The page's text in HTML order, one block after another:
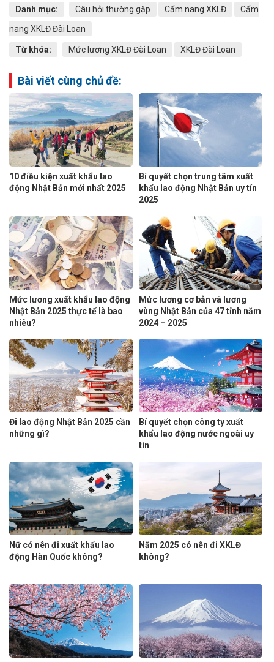
Danh mục: Câu hỏi thường gặp Cẩm nang XKLĐ
Cẩm
nang XKLĐ Đài Loan
Từ khóa: Mức lương XKLĐ Đài Loan XKLĐ Đài Loan
Bài viết cùng chủ đề:
10 điều kiện xuất khẩu lao
động Nhật Bản mới nhất 2025
Bí quyết chọn trung tâm xuất
khẩu lao động Nhật Bản uy tín
2025
Mức lương xuất khẩu lao động
Nhật Bản 2025 thực tế là bao
nhiêu?
Mức lương cơ bản và lương
vùng Nhật Bản của 47 tỉnh năm
2024 – 2025
Đi lao động Nhật Bản 2025 cần
những gì?
Bí quyết chọn công ty xuất
khẩu lao động nước ngoài uy
tín
Nữ có nên đi xuất khẩu lao
động Hàn Quốc không?
Năm 2025 có nên đi XKLĐ
không?